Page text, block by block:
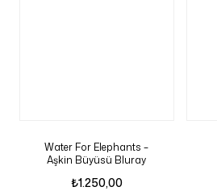
Water For Elephants –
Aşkin Büyüsü Bluray
₺1.250,00